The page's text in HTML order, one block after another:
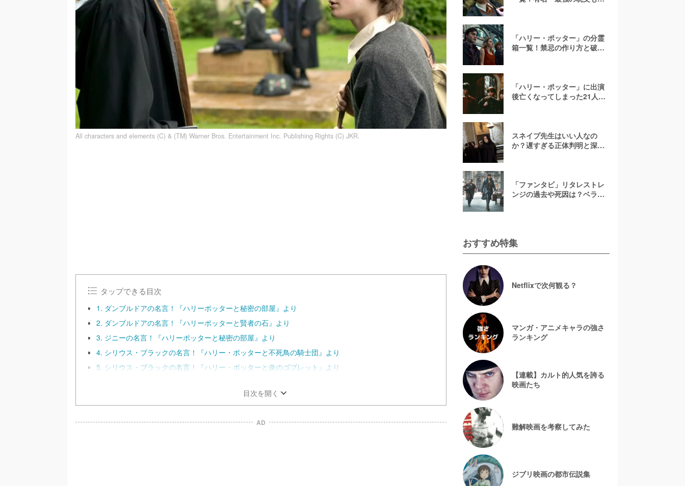
All characters and elements (C) & (TM) Warner Bros. Entertainment Inc. Publishing Rights (C) JKR.
タップできる目次
1. ダンブルドアの名言！『ハリーポッターと秘密の部屋』より
2. ダンブルドアの名言！『ハリーポッターと賢者の石』より
3. ジニーの名言！『ハリーポッターと秘密の部屋』より
4. シリウス・ブラックの名言！『ハリー・ポッターと不死鳥の騎士団』より
5. シリウス・ブラックの名言！『ハリー・ポッターと炎のゴブレット』より
目次を開く
AD
「ハリー・ポッター」の分霊
箱一覧！禁忌の作り方と破壊
「ハリー・ポッター」に出演
後亡くなってしまった21人の
スネイプ先生はいい人なの
か？遅すぎる正体判明と深い
「ファンタビ」リタレストレ
ンジの過去や死因は？ベラト
おすすめ特集
Netflixで次何観る？
マンガ・アニメキャラの強さ
ランキング
【連載】カルト的人気を誇る
映画たち
難解映画を考察してみた
ジブリ映画の都市伝説集